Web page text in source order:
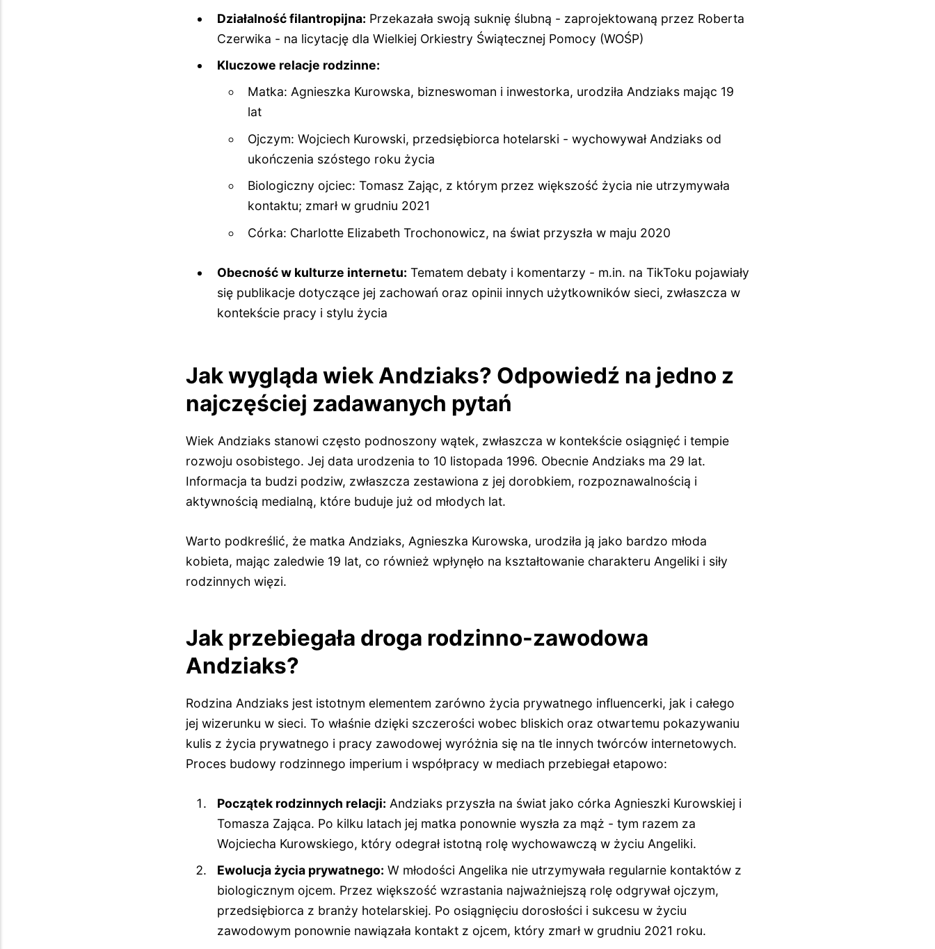
Działalność filantropijna: Przekazała swoją suknię ślubną - zaprojektowaną przez Roberta
Czerwika - na licytację dla Wielkiej Orkiestry Świątecznej Pomocy (WOŚP)
Kluczowe relacje rodzinne:
Matka: Agnieszka Kurowska, bizneswoman i inwestorka, urodziła Andziaks mając 19
lat
Ojczym: Wojciech Kurowski, przedsiębiorca hotelarski - wychowywał Andziaks od
ukończenia szóstego roku życia
Biologiczny ojciec: Tomasz Zając, z którym przez większość życia nie utrzymywała
kontaktu; zmarł w grudniu 2021
Córka: Charlotte Elizabeth Trochonowicz, na świat przyszła w maju 2020
Obecność w kulturze internetu: Tematem debaty i komentarzy - m.in. na TikToku pojawiały
się publikacje dotyczące jej zachowań oraz opinii innych użytkowników sieci, zwłaszcza w
kontekście pracy i stylu życia
Jak wygląda wiek Andziaks? Odpowiedź na jedno z
najczęściej zadawanych pytań
Wiek Andziaks stanowi często podnoszony wątek, zwłaszcza w kontekście osiągnięć i tempie
rozwoju osobistego. Jej data urodzenia to 10 listopada 1996. Obecnie Andziaks ma 29 lat.
Informacja ta budzi podziw, zwłaszcza zestawiona z jej dorobkiem, rozpoznawalnością i
aktywnością medialną, które buduje już od młodych lat.
Warto podkreślić, że matka Andziaks, Agnieszka Kurowska, urodziła ją jako bardzo młoda
kobieta, mając zaledwie 19 lat, co również wpłynęło na kształtowanie charakteru Angeliki i siły
rodzinnych więzi.
Jak przebiegała droga rodzinno-zawodowa
Andziaks?
Rodzina Andziaks jest istotnym elementem zarówno życia prywatnego influencerki, jak i całego
jej wizerunku w sieci. To właśnie dzięki szczerości wobec bliskich oraz otwartemu pokazywaniu
kulis z życia prywatnego i pracy zawodowej wyróżnia się na tle innych twórców internetowych.
Proces budowy rodzinnego imperium i współpracy w mediach przebiegał etapowo:
Początek rodzinnych relacji: Andziaks przyszła na świat jako córka Agnieszki Kurowskiej i
Tomasza Zająca. Po kilku latach jej matka ponownie wyszła za mąż - tym razem za
Wojciecha Kurowskiego, który odegrał istotną rolę wychowawczą w życiu Angeliki.
Ewolucja życia prywatnego: W młodości Angelika nie utrzymywała regularnie kontaktów z
biologicznym ojcem. Przez większość wzrastania najważniejszą rolę odgrywał ojczym,
przedsiębiorca z branży hotelarskiej. Po osiągnięciu dorosłości i sukcesu w życiu
zawodowym ponownie nawiązała kontakt z ojcem, który zmarł w grudniu 2021 roku.